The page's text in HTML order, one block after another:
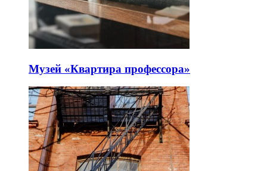
Музей «Квартира профессора»